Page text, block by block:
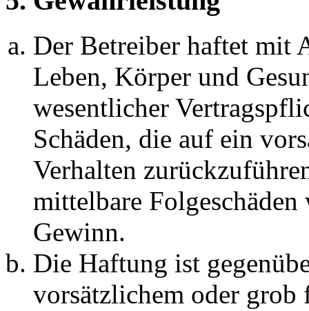
Der Betreiber haftet mit
Leben, Körper und
wesentlicher
Schäden, die auf ein
Verhalten
mittelbare Folgeschäden
Gewinn.
Die Haftung ist
vorsätzlichem oder grob